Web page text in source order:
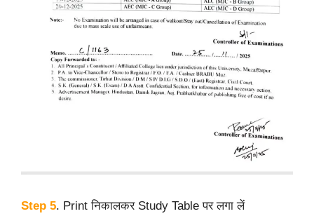
Step 5. Print निकालकर Study Table पर लगा लें